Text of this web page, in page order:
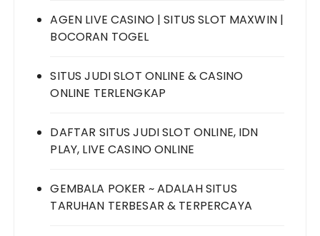
AGEN LIVE CASINO | SITUS SLOT MAXWIN |
BOCORAN TOGEL
SITUS JUDI SLOT ONLINE & CASINO
ONLINE TERLENGKAP
DAFTAR SITUS JUDI SLOT ONLINE, IDN
PLAY, LIVE CASINO ONLINE
GEMBALA POKER ~ ADALAH SITUS
TARUHAN TERBESAR & TERPERCAYA